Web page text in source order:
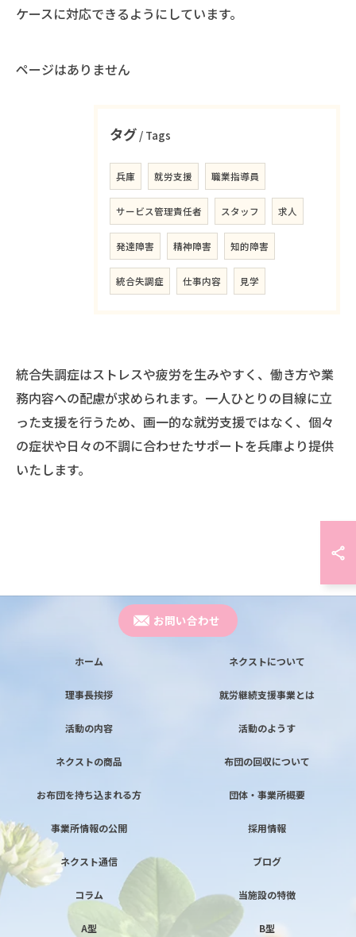
ケースに対応できるようにしています。
ページはありません
タグ Tags
兵庫 就労支援 職業指導員
サービス管理責任者 スタッフ 求人
発達障害 精神障害 知的障害
統合失調症 仕事内容 見学
統合失調症はストレスや疲労を生みやすく、働き方や業
務内容への配慮が求められます。一人ひとりの目線に立
った支援を行うため、画一的な就労支援ではなく、個々
の症状や日々の不調に合わせたサポートを兵庫より提供
いたします。
お問い合わせ
ホーム ネクストについて
理事長挨拶 就労継続支援事業とは
活動の内容 活動のようす
ネクストの商品 布団の回収について
お布団を持ち込まれる方 団体・事業所概要
事業所情報の公開 採用情報
ネクスト通信 ブログ
コラム 当施設の特徴
A型 B型